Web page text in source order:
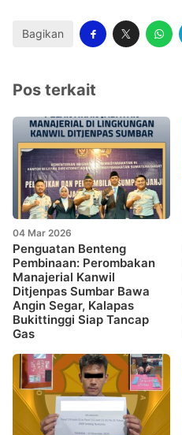
Bagikan
Pos terkait
04 Mar 2026
Penguatan Benteng
Pembinaan: Perombakan
Manajerial Kanwil
Ditjenpas Sumbar Bawa
Angin Segar, Kalapas
Bukittinggi Siap Tancap
Gas